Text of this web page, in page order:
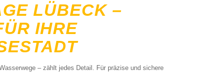
LÜBECK –
IHRE
– zählt jedes Detail. Für präzise und sichere